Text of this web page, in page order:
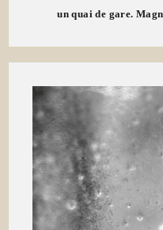
un quai de gare.